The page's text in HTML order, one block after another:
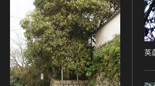
英
室町 [日本]
安土・桃山 [日本]
江戸 [日本]
明治 [日本]
大正 [日本]
絵画
日本画
油彩画
水彩
素描
所蔵館
指定区分
指定区分を選択